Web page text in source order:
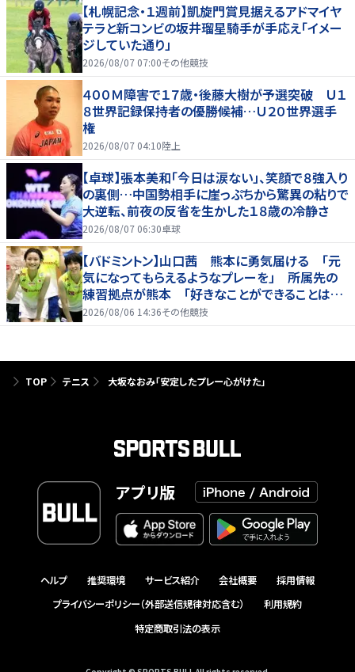
【札幌記念・１週前】凱旋門賞見据えるアドマイヤ
テラと新コンビの坂井瑠星騎手が手応え「イメー
ジしていた通り」
2026/08/07 07:00その他競技
４００Ｍ障害で１７歳・後藤大樹が予選突破 Ｕ１
８世界記録保持者の優勝候補…Ｕ２０世界選手
権
2026/08/07 04:10陸上
【卓球】張本美和「今日は涙ない」、笑顔で８強入り
の裏側…中国勢相手に崖っぷちから驚異の粘りで
大逆転、前夜の反省を生かした１８歳の冷静さ
2026/08/07 06:30卓球
【バドミントン】山口茜 熊本に勇気届ける 「元
気になってもらえるようなプレーを」 所属先の
練習拠点が熊本 「好きなことができることは当
たり前じゃない」
2026/08/06 14:36その他競技
TOP テニス 大坂なおみ「安定したプレー心がけた」
アプリ版
ヘルプ 推奨環境 サービス紹介 会社概要
採用情報
プライバシーポリシー（外部送信規律対応含む）
利用規約
特定商取引法の表示